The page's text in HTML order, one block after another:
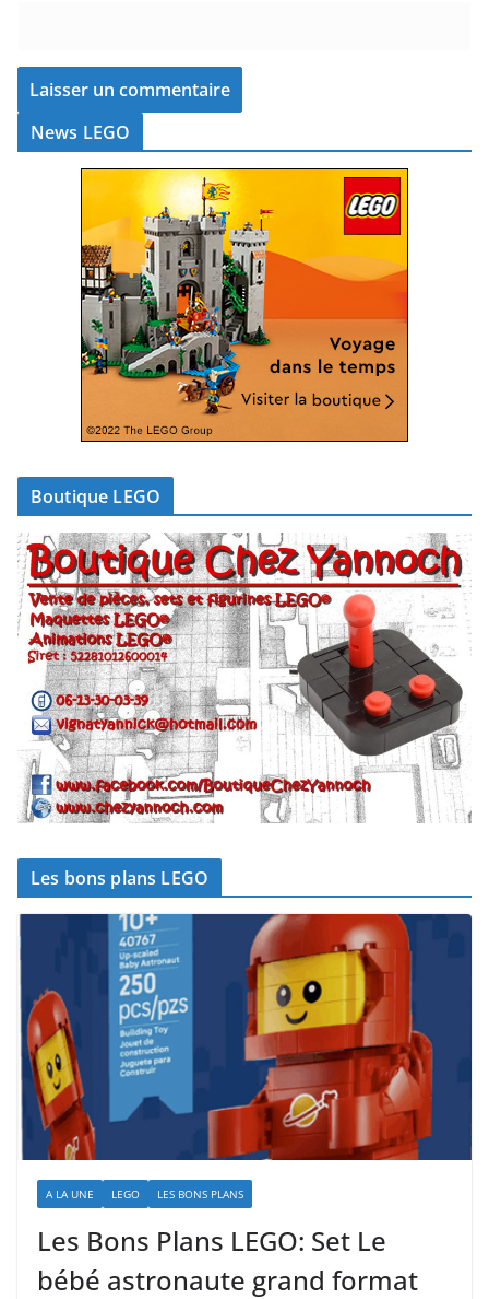
News LEGO
Boutique LEGO
Les bons plans LEGO
A LA UNE LEGO LES BONS PLANS
Les Bons Plans LEGO: Set Le
bébé astronaute grand format